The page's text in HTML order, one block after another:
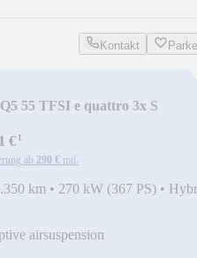
Kontakt
55 TFSI e quattro 3x S
€¹
ab 290 € mtl.
km • 270 kW (367 PS) •
airsuspension